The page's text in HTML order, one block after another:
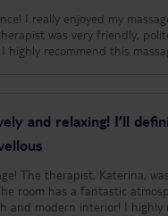
I really enjoyed my
was very friendly,
highly recommend this
and relaxing! I’ll
The therapist, Katerina,
room has a fantastic
and modern interior! I